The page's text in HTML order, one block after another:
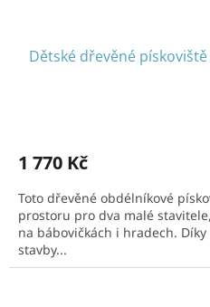
Dětské dřevěné
1 770 Kč
Toto dřevěné obdélníkové
prostoru pro dva malé
na bábovičkách i hradech.
stavby...